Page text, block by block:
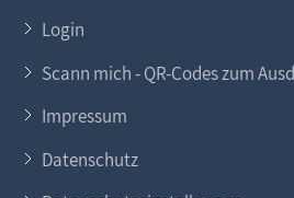
Login
Scann mich - QR-Codes zum
Impressum
Datenschutz